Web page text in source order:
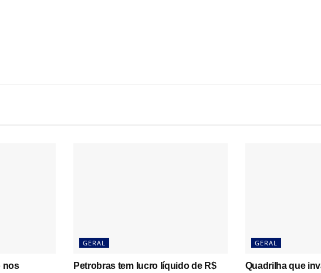
nos
GERAL
Petrobras tem lucro líquido de R$
GERAL
Quadrilha que